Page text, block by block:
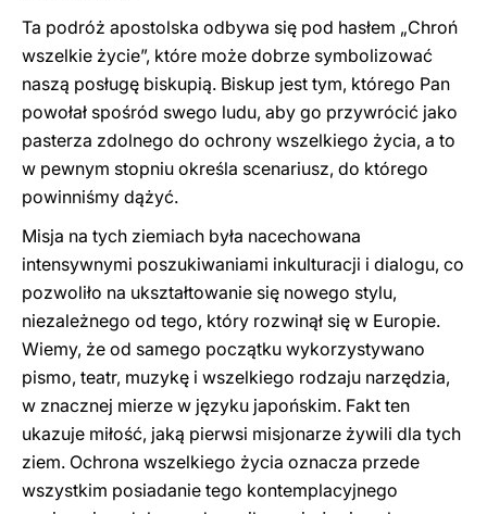
Ta podróż apostolska odbywa się pod hasłem „Chroń
wszelkie życie”, które może dobrze symbolizować
naszą posługę biskupią. Biskup jest tym, którego Pan
powołał spośród swego ludu, aby go przywrócić jako
pasterza zdolnego do ochrony wszelkiego życia, a to
w pewnym stopniu określa scenariusz, do którego
powinniśmy dążyć.
Misja na tych ziemiach była nacechowana
intensywnymi poszukiwaniami inkulturacji i dialogu, co
pozwoliło na ukształtowanie się nowego stylu,
niezależnego od tego, który rozwinął się w Europie.
Wiemy, że od samego początku wykorzystywano
pismo, teatr, muzykę i wszelkiego rodzaju narzędzia,
w znacznej mierze w języku japońskim. Fakt ten
ukazuje miłość, jaką pierwsi misjonarze żywili dla tych
ziem. Ochrona wszelkiego życia oznacza przede
wszystkim posiadanie tego kontemplacyjnego